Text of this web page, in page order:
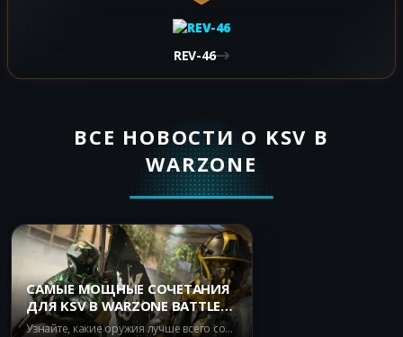
REV-46
ВСЕ НОВОСТИ О KSV В
WARZONE
САМЫЕ МОЩНЫЕ СОЧЕТАНИЯ
ДЛЯ KSV В WARZONE BATTLE
ROYALE
Узнайте, какие оружия лучше всего сочетаются с KSV в Warzone Battle Royale и обеспечьте себе победу.